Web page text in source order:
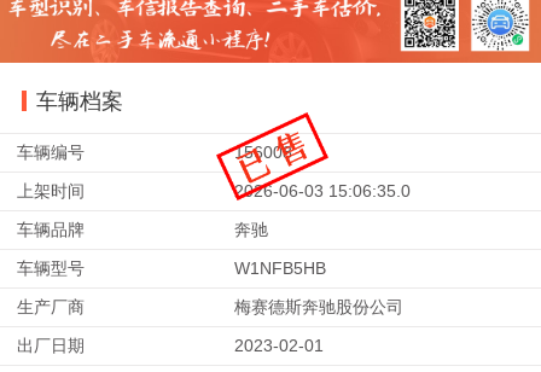
车辆档案
车辆编号
156008
上架时间
2026-06-03 15:06:35.0
车辆品牌
奔驰
车辆型号
W1NFB5HB
生产厂商
梅赛德斯奔驰股份公司
出厂日期
2023-02-01